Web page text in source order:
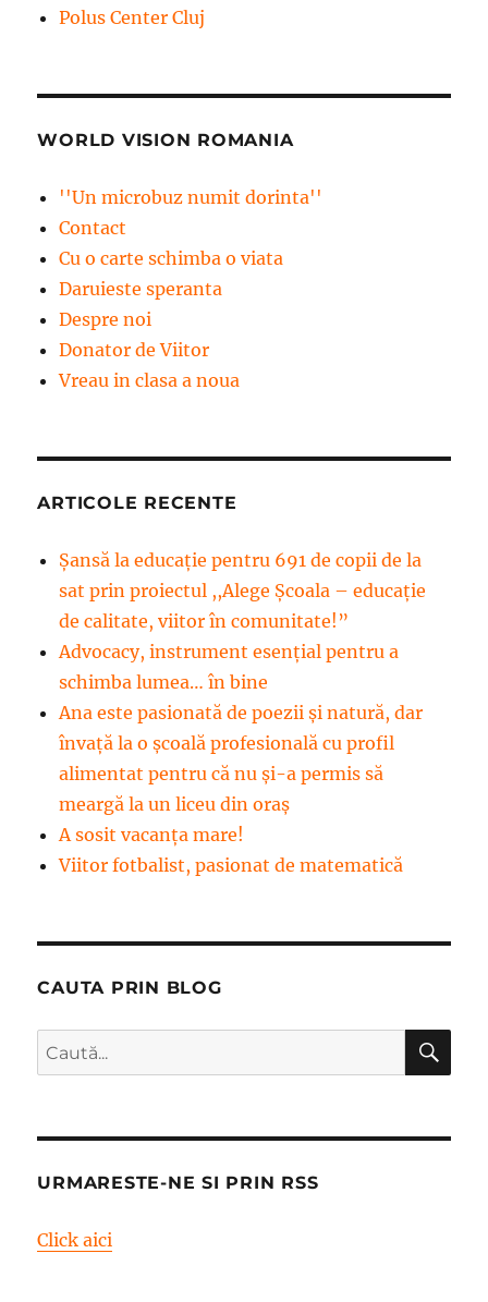
Polus Center Cluj
WORLD VISION ROMANIA
''Un microbuz numit dorinta''
Contact
Cu o carte schimba o viata
Daruieste speranta
Despre noi
Donator de Viitor
Vreau in clasa a noua
ARTICOLE RECENTE
Șansă la educație pentru 691 de copii de la
sat prin proiectul ,,Alege Școala – educație
de calitate, viitor în comunitate!”
Advocacy, instrument esenţial pentru a
schimba lumea… în bine
Ana este pasionată de poezii și natură, dar
învață la o școală profesională cu profil
alimentat pentru că nu și-a permis să
meargă la un liceu din oraș
A sosit vacanța mare!
Viitor fotbalist, pasionat de matematică
CAUTA PRIN BLOG
Caută
după:
URMARESTE-NE SI PRIN RSS
Click aici